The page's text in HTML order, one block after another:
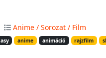
Anime / Sorozat / Film
anime animáció rajzfilm